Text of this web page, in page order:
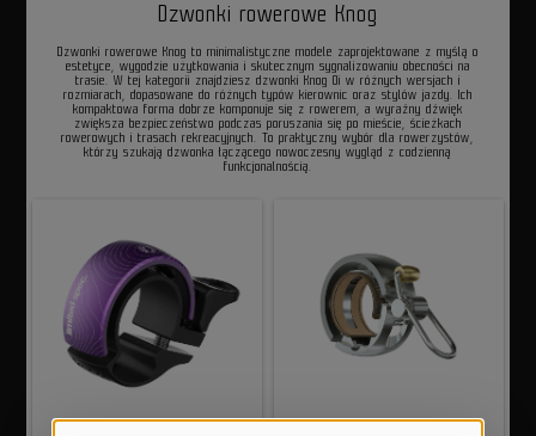
Dzwonki rowerowe Knog
Dzwonki rowerowe Knog to minimalistyczne modele zaprojektowane z myślą o
estetyce, wygodzie użytkowania i skutecznym sygnalizowaniu obecności na
trasie. W tej kategorii znajdziesz dzwonki Knog Oi w różnych wersjach i
rozmiarach, dopasowane do różnych typów kierownic oraz stylów jazdy. Ich
kompaktowa forma dobrze komponuje się z rowerem, a wyraźny dźwięk
zwiększa bezpieczeństwo podczas poruszania się po mieście, ścieżkach
rowerowych i trasach rekreacyjnych. To praktyczny wybór dla rowerzystów,
którzy szukają dzwonka łączącego nowoczesny wygląd z codzienną
funkcjonalnością.